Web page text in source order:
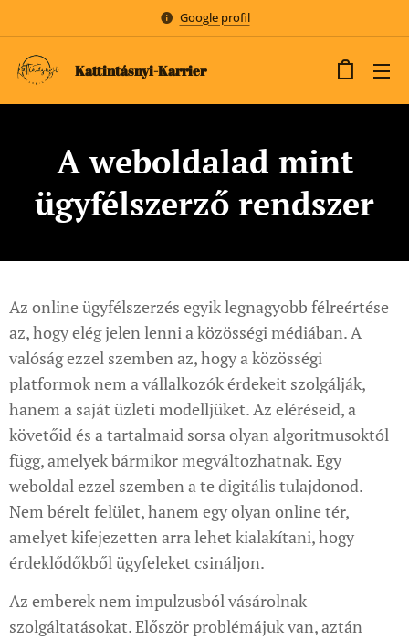
Google profil
Kattintásnyi-Karrier
A weboldalad mint
ügyfélszerző rendszer
Az online ügyfélszerzés egyik legnagyobb félreértése
az, hogy elég jelen lenni a közösségi médiában. A
valóság ezzel szemben az, hogy a közösségi
platformok nem a vállalkozók érdekeit szolgálják,
hanem a saját üzleti modelljüket. Az eléréseid, a
követőid és a tartalmaid sorsa olyan algoritmusoktól
függ, amelyek bármikor megváltozhatnak. Egy
weboldal ezzel szemben a te digitális tulajdonod.
Nem bérelt felület, hanem egy olyan online tér,
amelyet kifejezetten arra lehet kialakítani, hogy
érdeklődőkből ügyfeleket csináljon.
Az emberek nem impulzusból vásárolnak
szolgáltatásokat. Először problémájuk van, aztán